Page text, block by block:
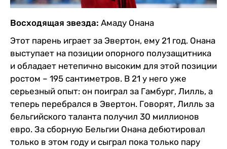
Восходящая звезда: Амаду Онана
Этот парень играет за Эвертон, ему 21 год. Онана
выступает на позиции опорного полузащитника
и обладает нетепично высоким для этой позиции
ростом – 195 сантиметров. В 21 у него уже
серьезный опыт: он поиграл за Гамбург, Лилль, а
теперь перебрался в Эвертон. Говорят, Лилль за
бельгийского таланта получил 30 миллионов
евро. За сборную Бельгии Онана дебютировал
только в этом году и сыграл пока только пару